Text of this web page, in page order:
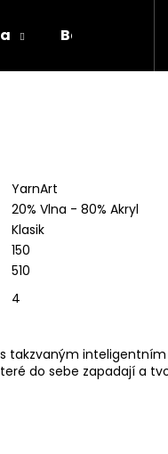
Bambule
YarnArt
20% Vlna - 80% Akryl
Klasik
150
510
4
s takzvaným
do sebe zapadají a